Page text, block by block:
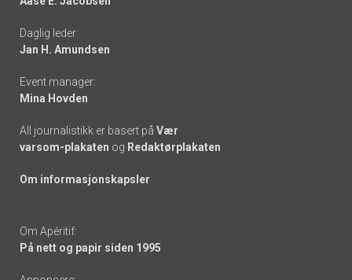
-
links
Daglig leder:
Jan H. Amundsen
Event manager:
Mina Hovden
All journalistikk er basert på Vær
varsom-plakaten og Redaktørplakaten
Om informasjonskapsler
Om Apéritif:
På nett og papir siden 1995